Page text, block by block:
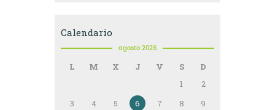
Calendario
agosto 2026
L M X J V S
D
1
2
3
4 5 6 7 8
9